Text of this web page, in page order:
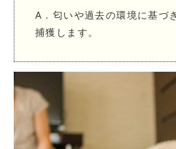
A．匂いや過去の環境に基づ
捕獲します。